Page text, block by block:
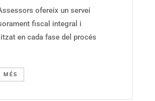
ofereix un servei
fiscal integral i
en cada fase del procés
MÉS